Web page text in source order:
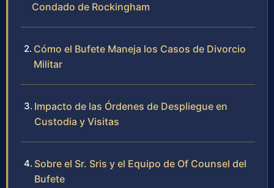
Condado de Rockingham
Cómo el Bufete Maneja los Casos de Divorcio
Militar
Impacto de las Órdenes de Despliegue en
Custodia y Visitas
Sobre el Sr. Sris y el Equipo de Of Counsel del
Bufete